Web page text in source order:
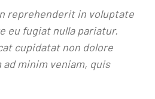
reprehenderit in voluptate
eu fugiat nulla pariatur.
cupidatat non dolore
ad minim veniam, quis